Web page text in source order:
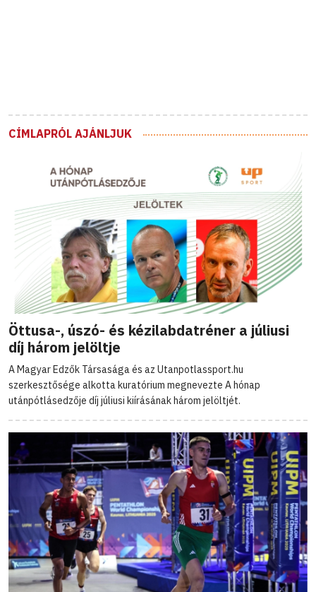
CÍMLAPRÓL AJÁNLJUK
Öttusa-, úszó- és kézilabdatréner a júliusi
díj három jelöltje
A Magyar Edzők Társasága és az Utanpotlassport.hu
szerkesztősége alkotta kuratórium megnevezte A hónap
utánpótlásedzője díj júliusi kiírásának három jelöltjét.